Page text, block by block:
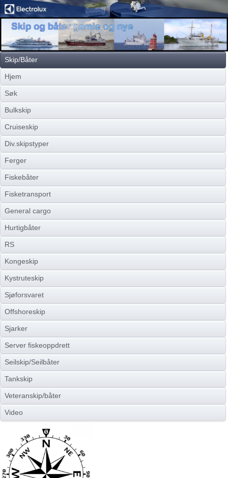
Skip/Båter
Hjem
Søk
Bulkskip
Cruiseskip
Div.skipstyper
Ferger
Fiskebåter
Fisketransport
General cargo
Hurtigbåter
RS
Kongeskip
Kystruteskip
Sjøforsvaret
Offshoreskip
Sjarker
Server fiskeoppdrett
Seilskip/Seilbåter
Tankskip
Veteranskip/båter
Video